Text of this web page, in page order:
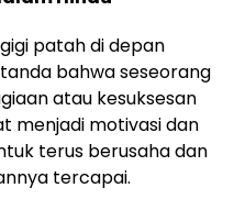
patah di depan
bahwa seseorang
atau kesuksesan
menjadi motivasi dan
terus berusaha dan
tercapai.